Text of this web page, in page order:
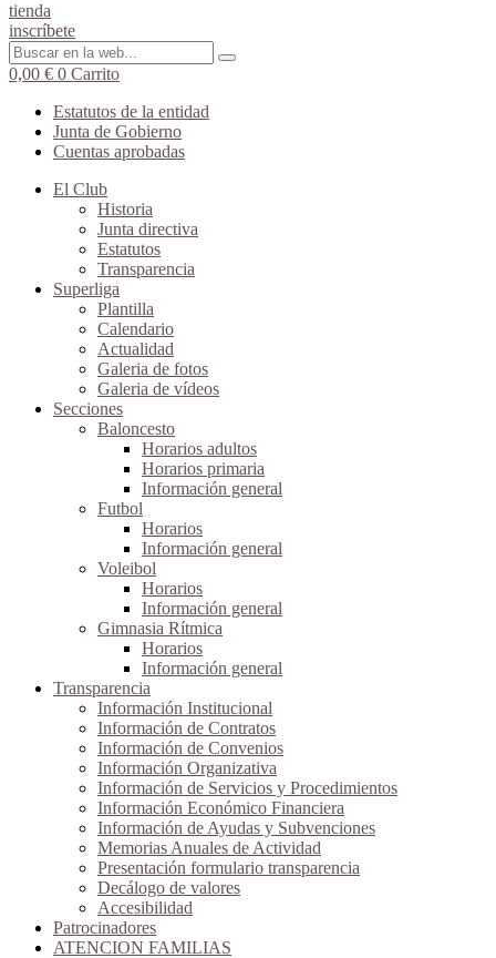
tienda
inscríbete
0,00 € 0 Carrito
Estatutos de la entidad
Junta de Gobierno
Cuentas aprobadas
El Club
Historia
Junta directiva
Estatutos
Transparencia
Superliga
Plantilla
Calendario
Actualidad
Galeria de fotos
Galeria de vídeos
Secciones
Baloncesto
Horarios adultos
Horarios primaria
Información general
Futbol
Horarios
Información general
Voleibol
Horarios
Información general
Gimnasia Rítmica
Horarios
Información general
Transparencia
Información Institucional
Información de Contratos
Información de Convenios
Información Organizativa
Información de Servicios y Procedimientos
Información Económico Financiera
Información de Ayudas y Subvenciones
Memorias Anuales de Actividad
Presentación formulario transparencia
Decálogo de valores
Accesibilidad
Patrocinadores
ATENCION FAMILIAS